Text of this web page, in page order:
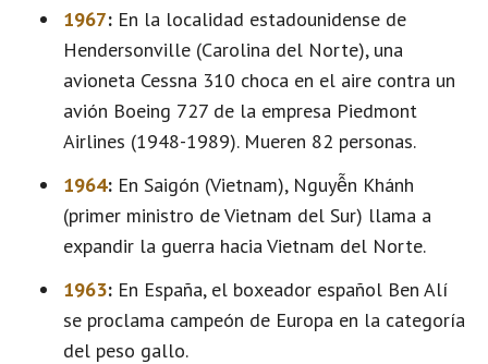
1967: En la localidad estadounidense de
Hendersonville (Carolina del Norte), una
avioneta Cessna 310 choca en el aire contra un
avión Boeing 727 de la empresa Piedmont
Airlines (1948-1989). Mueren 82 personas.
1964: En Saigón (Vietnam), Nguyễn Khánh
(primer ministro de Vietnam del Sur) llama a
expandir la guerra hacia Vietnam del Norte.
1963: En España, el boxeador español Ben Alí
se proclama campeón de Europa en la categoría
del peso gallo.